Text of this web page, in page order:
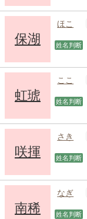
保湖
ほこ
姓名判断
虹琥
ここ
姓名判断
咲揮
さき
姓名判断
南稀
なぎ
姓名判断